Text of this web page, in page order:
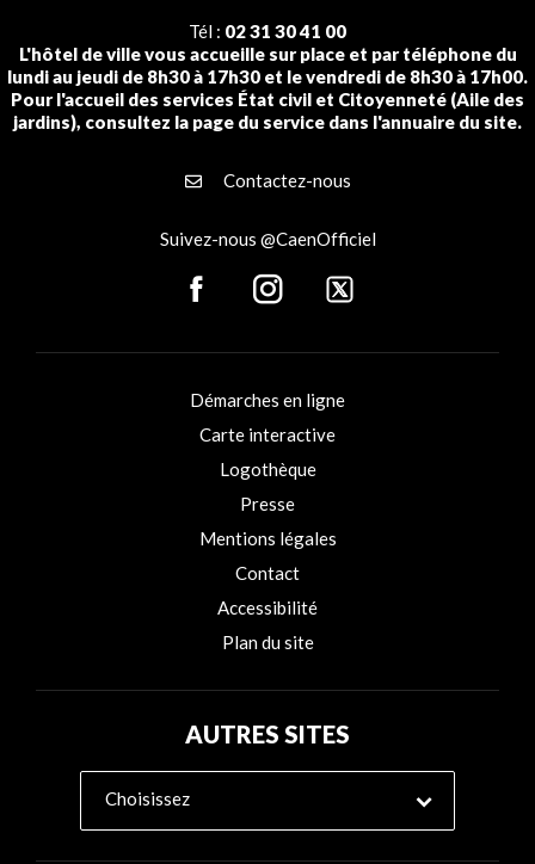
Tél : 02 31 30 41 00
L'hôtel de ville vous accueille sur place et par téléphone du
lundi au jeudi de 8h30 à 17h30 et le vendredi de 8h30 à 17h00.
Pour l'accueil des services État civil et Citoyenneté (Aile des
jardins), consultez la page du service dans l'annuaire du site.
Contactez-nous
Suivez-nous @CaenOfficiel
Démarches en ligne
Carte interactive
Logothèque
Presse
Mentions légales
Contact
Accessibilité
Plan du site
AUTRES SITES
Choisissez